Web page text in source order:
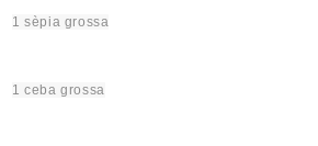
1 sèpia grossa
1 ceba grossa